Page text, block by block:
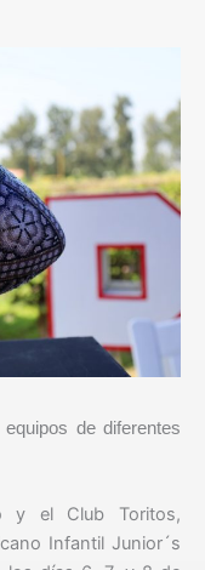
de diferentes
y el Club Toritos,
Infantil Junior´s